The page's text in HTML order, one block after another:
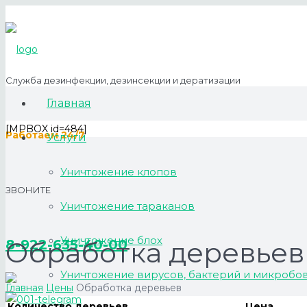
Служба дезинфекции, дезинсекции и дератизации
Работаем 24/7
ЗВОНИТЕ
8-922-635-40-00
Главная
Услуги
Уничтожение клопов
Уничтожение тараканов
Уничтожение блох
Уничтожение вирусов, бактерий и
[MPBOX id=484]
Обработка деревьев
Главная Цены Обработка деревьев